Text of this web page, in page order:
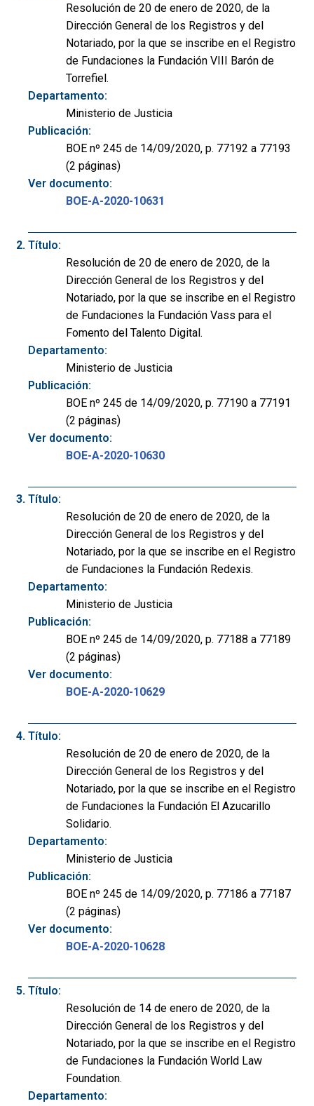
Resolución de 20 de enero de 2020, de la
Dirección General de los Registros y del
Notariado, por la que se inscribe en el Registro
de Fundaciones la Fundación VIII Barón de
Torrefiel.
Departamento:
Ministerio de Justicia
Publicación:
BOE nº 245 de 14/09/2020, p. 77192 a 77193
(2 páginas)
Ver documento:
BOE-A-2020-10631
Título:
Resolución de 20 de enero de 2020, de la
Dirección General de los Registros y del
Notariado, por la que se inscribe en el Registro
de Fundaciones la Fundación Vass para el
Fomento del Talento Digital.
Departamento:
Ministerio de Justicia
Publicación:
BOE nº 245 de 14/09/2020, p. 77190 a 77191
(2 páginas)
Ver documento:
BOE-A-2020-10630
Título:
Resolución de 20 de enero de 2020, de la
Dirección General de los Registros y del
Notariado, por la que se inscribe en el Registro
de Fundaciones la Fundación Redexis.
Departamento:
Ministerio de Justicia
Publicación:
BOE nº 245 de 14/09/2020, p. 77188 a 77189
(2 páginas)
Ver documento:
BOE-A-2020-10629
Título:
Resolución de 20 de enero de 2020, de la
Dirección General de los Registros y del
Notariado, por la que se inscribe en el Registro
de Fundaciones la Fundación El Azucarillo
Solidario.
Departamento:
Ministerio de Justicia
Publicación:
BOE nº 245 de 14/09/2020, p. 77186 a 77187
(2 páginas)
Ver documento:
BOE-A-2020-10628
Título:
Resolución de 14 de enero de 2020, de la
Dirección General de los Registros y del
Notariado, por la que se inscribe en el Registro
de Fundaciones la Fundación World Law
Foundation.
Departamento: